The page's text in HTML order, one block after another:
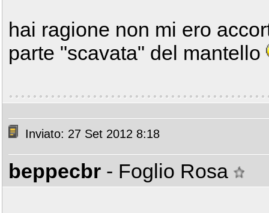
hai ragione non mi ero
parte "scavata" del mantello
Inviato: 27 Set 2012 8:18
beppecbr - Foglio Rosa